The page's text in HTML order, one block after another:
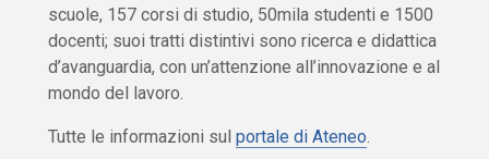
scuole, 157 corsi di studio, 50mila studenti e 1500
docenti; suoi tratti distintivi sono ricerca e didattica
d’avanguardia, con un’attenzione all’innovazione e al
mondo del lavoro.
Tutte le informazioni sul portale di Ateneo.